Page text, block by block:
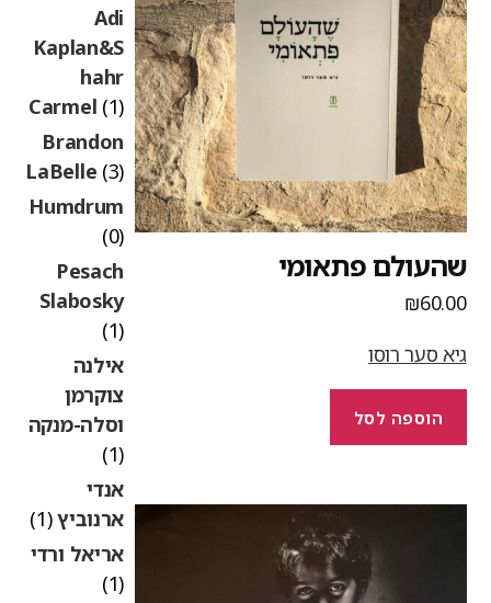
פתאומי
₪
סער רוסו
הוספה לסל
Adi
Kaplan&S
hahr
Carmel (1)
Brandon
LaBelle (3)
Humdrum
(0)
Pesach
Slabosky
אילנה
צוקרמן
וסלה-מנקה
אנדי
ארנוביץ(1)
אריאל ורדי